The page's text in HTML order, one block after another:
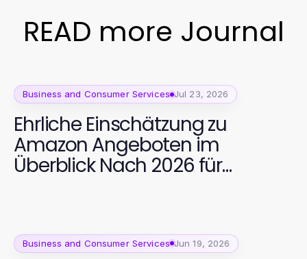
READ more Journal
Business and Consumer Services Jul 23, 2026
Ehrliche Einschätzung zu
Amazon Angeboten im
Überblick Nach 2026 für
Business and Consumer Services Jun 19, 2026